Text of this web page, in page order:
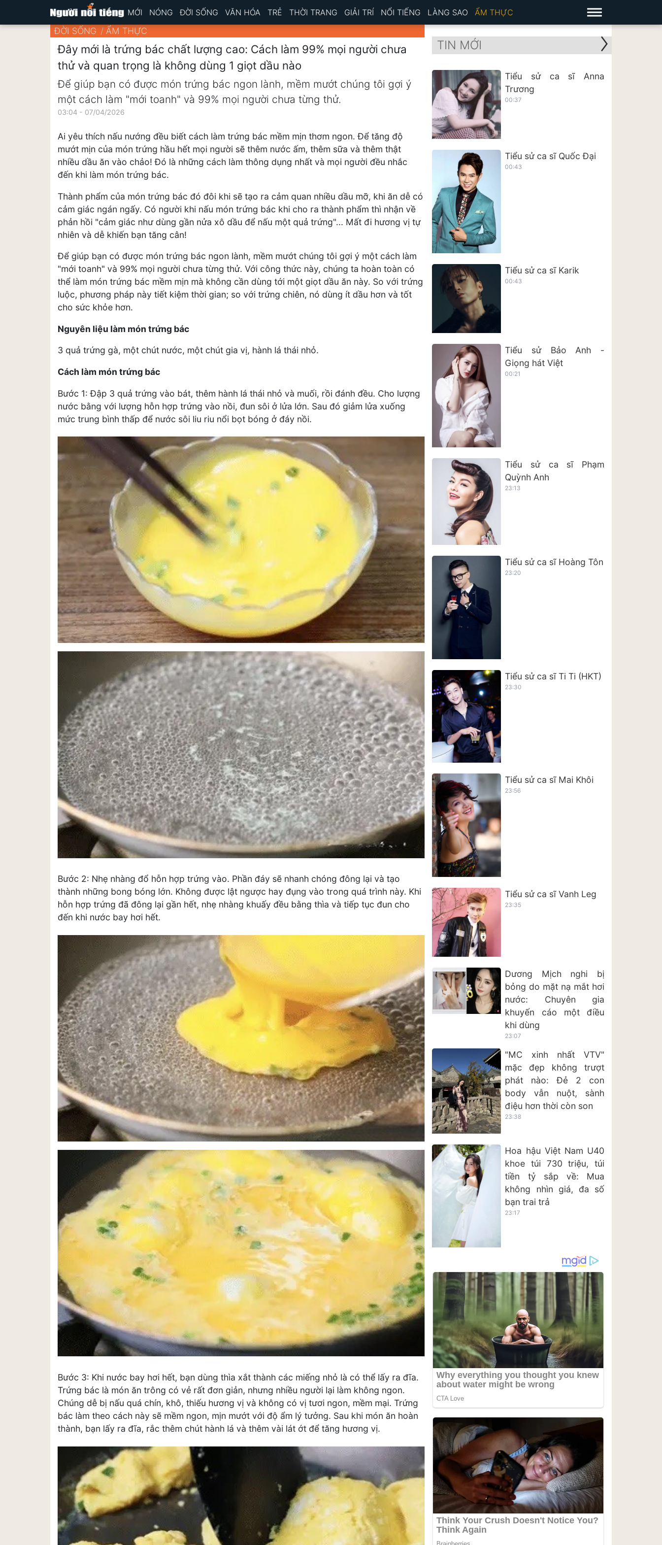
MỚI NÓNG ĐỜI SỐNG VĂN HÓA TRẺ THỜI TRANG GIẢI TRÍ NỔI TIẾNG LÀNG SAO ẨM THỰC
ĐỜI SỐNG ẨM THỰC
Đây mới là trứng bác chất lượng cao: Cách làm 99% mọi người chưa
thử và quan trọng là không dùng 1 giọt dầu nào
Để giúp bạn có được món trứng bác ngon lành, mềm mướt chúng tôi gợi ý
một cách làm "mới toanh" và 99% mọi người chưa từng thử.
03:04 - 07/04/2026
Ai yêu thích nấu nướng đều biết cách làm trứng bác mềm mịn thơm ngon. Để tăng độ
mướt mịn của món trứng hầu hết mọi người sẽ thêm nước ấm, thêm sữa và thêm thật
nhiều dầu ăn vào chảo! Đó là những cách làm thông dụng nhất và mọi người đều nhắc
đến khi làm món trứng bác.
Thành phẩm của món trứng bác đó đôi khi sẽ tạo ra cảm quan nhiều dầu mỡ, khi ăn dễ có
cảm giác ngán ngấy. Có người khi nấu món trứng bác khi cho ra thành phẩm thì nhận về
phản hồi "cảm giác như dùng gần nửa xô dầu để nấu một quả trứng"... Mất đi hương vị tự
nhiên và dễ khiến bạn tăng cân!
Để giúp bạn có được món trứng bác ngon lành, mềm mướt chúng tôi gợi ý một cách làm
"mới toanh" và 99% mọi người chưa từng thử. Với công thức này, chúng ta hoàn toàn có
thể làm món trứng bác mềm mịn mà không cần dùng tới một giọt dầu ăn này. So với trứng
luộc, phương pháp này tiết kiệm thời gian; so với trứng chiên, nó dùng ít dầu hơn và tốt
cho sức khỏe hơn.
Nguyên liệu làm món trứng bác
3 quả trứng gà, một chút nước, một chút gia vị, hành lá thái nhỏ.
Cách làm món trứng bác
Bước 1: Đập 3 quả trứng vào bát, thêm hành lá thái nhỏ và muối, rồi đánh đều. Cho lượng
nước bằng với lượng hỗn hợp trứng vào nồi, đun sôi ở lửa lớn. Sau đó giảm lửa xuống
mức trung bình thấp để nước sôi liu riu nổi bọt bóng ở đáy nồi.
Bước 2: Nhẹ nhàng đổ hỗn hợp trứng vào. Phần đáy sẽ nhanh chóng đông lại và tạo
thành những bong bóng lớn. Không được lật ngược hay đụng vào trong quá trình này. Khi
hỗn hợp trứng đã đông lại gần hết, nhẹ nhàng khuấy đều bằng thìa và tiếp tục đun cho
đến khi nước bay hơi hết.
Bước 3: Khi nước bay hơi hết, bạn dùng thìa xắt thành các miếng nhỏ là có thể lấy ra đĩa.
Trứng bác là món ăn trông có vẻ rất đơn giản, nhưng nhiều người lại làm không ngon.
Chúng dễ bị nấu quá chín, khô, thiếu hương vị và không có vị tươi ngon, mềm mại. Trứng
bác làm theo cách này sẽ mềm ngon, mịn mướt với độ ẩm lý tưởng. Sau khi món ăn hoàn
thành, bạn lấy ra đĩa, rắc thêm chút hành lá và thêm vài lát ớt để tăng hương vị.
TIN MỚI
Tiểu sử ca sĩ Anna
Trương
00:37
Tiểu sử ca sĩ Quốc Đại
00:43
Tiểu sử ca sĩ Karik
00:43
Tiểu sử Bảo Anh -
Giọng hát Việt
00:21
Tiểu sử ca sĩ Phạm
Quỳnh Anh
23:13
Tiểu sử ca sĩ Hoàng Tôn
23:20
Tiểu sử ca sĩ Ti Ti (HKT)
23:30
Tiểu sử ca sĩ Mai Khôi
23:56
Tiểu sử ca sĩ Vanh Leg
23:35
Dương Mịch nghi bị
bỏng do mặt nạ mắt hơi
nước: Chuyên gia
khuyến cáo một điều
khi dùng
23:07
"MC xinh nhất VTV"
mặc đẹp không trượt
phát nào: Đẻ 2 con
body vẫn nuột, sành
điệu hơn thời còn son
23:38
Hoa hậu Việt Nam U40
khoe túi 730 triệu, túi
tiền tỷ sắp về: Mua
không nhìn giá, đa số
bạn trai trả
23:17